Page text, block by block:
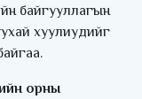
байгууллагын
хуулиудийг
орны